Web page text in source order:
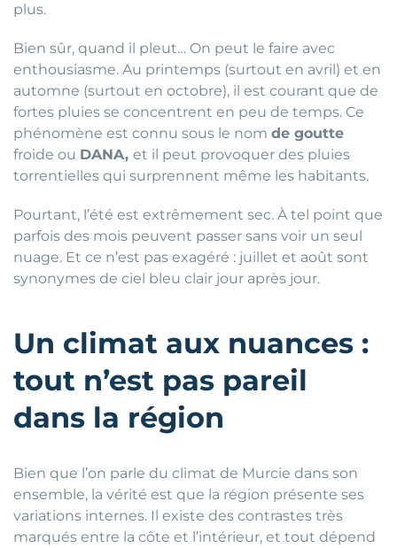
plus.
Bien sûr, quand il pleut… On peut le faire avec
enthousiasme. Au printemps (surtout en avril) et en
automne (surtout en octobre), il est courant que de
fortes pluies se concentrent en peu de temps. Ce
phénomène est connu sous le nom de goutte
froide ou DANA, et il peut provoquer des pluies
torrentielles qui surprennent même les habitants.
Pourtant, l’été est extrêmement sec. À tel point que
parfois des mois peuvent passer sans voir un seul
nuage. Et ce n’est pas exagéré : juillet et août sont
synonymes de ciel bleu clair jour après jour.
Un climat aux nuances :
tout n’est pas pareil
dans la région
Bien que l’on parle du climat de Murcie dans son
ensemble, la vérité est que la région présente ses
variations internes. Il existe des contrastes très
marqués entre la côte et l’intérieur, et tout dépend